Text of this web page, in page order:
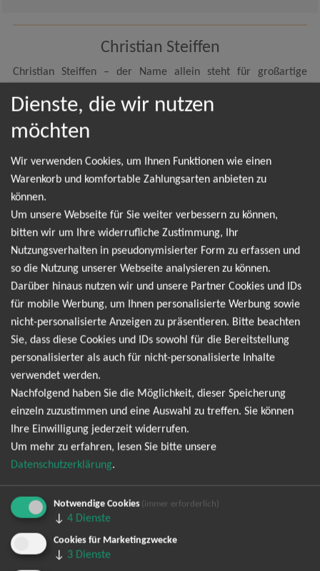
Christian Steiffen
Christian Steiffen – der Name allein steht für großartige
Bühnenshow, die niemanden stillsitzen lässt. Der Mann, der
sich selbst als "Gott des Schlagers" bezeichnet, begeistert seit
seiner unnachahmlichen Stimme und einem unverkennbaren
Humor, der jeden Saal zum Beben bringt. Mit Hits wie "Eine
Flasche Bier" oder "Ich fühl’ mich Disco" hat er sich längst
einen festen Platz in den Herzen seiner Fans gesichert und ist
dabei immer genau das, was er verspricht: authentisch,
leidenschaftlich und absolut unverwechselbar. Wer Christian
Steiffen live erlebt, weiß, dass hier kein gewöhnliches Konzert
auf einen wartet – hier wird gefeiert, gelacht und gesungen,
bis die Wände wackeln. Mit seinem musikalischen Mix aus
Schlager, Pop und Rock, gepaart mit ironischen Texten und
einer grandiosen Bühnenpräsenz, trifft er den Nerv der Zeit
und sorgt für unvergessliche Abende. Seine Shows sind eine
Hommage an die großen Gefühle, an die Freiheit und an die
kleinen Eskapaden des Alltags, die er mit viel Witz und Herz in
Szene setzt. Jetzt schnell Tickets sichern!
Ich Komme! 2026
Ich komme! Open Air 2026
TOP-Events
Dienste, die wir nutzen
möchten
Wir verwenden Cookies, um Ihnen Funktionen wie einen
Warenkorb und komfortable Zahlungsarten anbieten zu
können.
Um unsere Webseite für Sie weiter verbessern zu können,
bitten wir um Ihre widerrufliche Zustimmung, Ihr
Nutzungsverhalten in pseudonymisierter Form zu erfassen und
so die Nutzung unserer Webseite analysieren zu können.
Darüber hinaus nutzen wir und unsere Partner Cookies und IDs
für mobile Werbung, um Ihnen personalisierte Werbung sowie
nicht-personalisierte Anzeigen zu präsentieren. Bitte beachten
Sie, dass diese Cookies und IDs sowohl für die Bereitstellung
personalisierter als auch für nicht-personalisierte Inhalte
verwendet werden.
Nachfolgend haben Sie die Möglichkeit, dieser Speicherung
einzeln zuzustimmen und eine Auswahl zu treffen. Sie können
Ihre Einwilligung jederzeit widerrufen.
Um mehr zu erfahren, lesen Sie bitte unsere
Datenschutzerklärung.
Notwendige Cookies (immer erforderlich)
↓ 4 Dienste
Cookies für Marketingzwecke
↓ 3 Dienste